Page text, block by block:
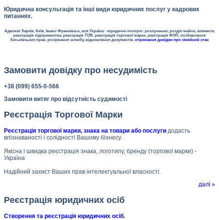
Юридична консультація та інші види юридичних послуг у кадрових
питаннях.
Адвокат Харків, Київ, Івано-Франківськ, вся Україна - юридичні послуги: розлучення, розділ майна, аліменти,
реєстрація підприємства, реєстрація ТОВ, реєстрація торгової марки, реєстрація ФОП, позбавлення
батьківських прав, розірвання шлюбу, відновлення документів, отримання довідки про сімейний стан
Замовити довідку про несудимість
+38 (099) 655-0-566
Замовити витяг про відсутність судимості
Реєстрація Торгової Марки
Реєстрація торгової марки, знака на товари або послуги додасть
впізнаваності і солідності Вашому бізнесу.
Якісна і швидка реєстрація знака, логотипу, бренду (торгової марки) -
Україна
Надійний захист Ваших прав інтелектуальної власності.
далі »
Реєстрація юридичних осіб
Створення та реєстрація юридичних осіб.